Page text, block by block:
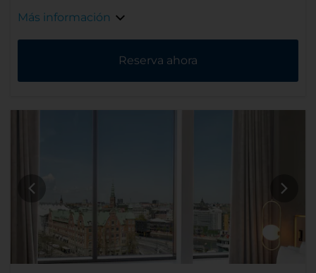
Más información
Reserva ahora